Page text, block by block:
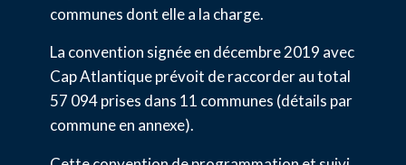
communes dont elle a la charge.
La convention signée en décembre 2019 avec
Cap Atlantique prévoit de raccorder au total
57 094 prises dans 11 communes (détails par
commune en annexe).